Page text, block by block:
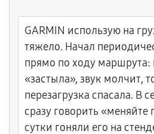
GARMIN использую на
тяжело. Начал
прямо по ходу маршрута:
«застыла», звук молчит,
перезагрузка спасала. В
сразу говорить «меняйте
сутки гоняли его на